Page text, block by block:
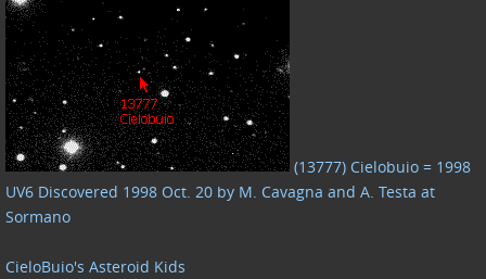
(13777) Cielobuio = 1998
UV6 Discovered 1998 Oct. 20 by M. Cavagna and A. Testa at
Sormano
CieloBuio's Asteroid Kids